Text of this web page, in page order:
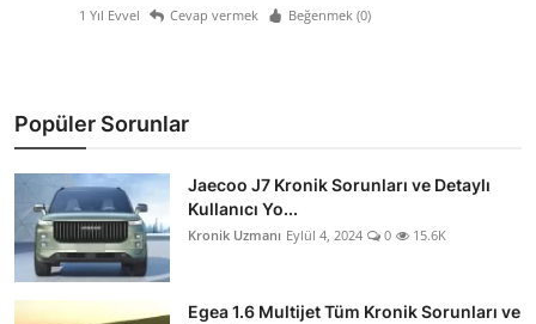
1 Yıl Evvel Cevap vermek Beğenmek (0)
Popüler Sorunlar
Jaecoo J7 Kronik Sorunları ve Detaylı
Kullanıcı Yo...
Kronik Uzmanı Eylül 4, 2024 0 15.6K
Egea 1.6 Multijet Tüm Kronik Sorunları ve